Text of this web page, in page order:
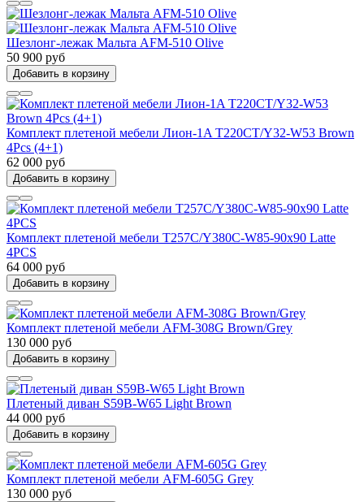
Шезлонг-лежак Мальта AFM-510 Olive
50 900 руб
Добавить в корзину
Комплект плетеной мебели Лион-1A T220CT/Y32-W53 Brown
4Pcs (4+1)
62 000 руб
Добавить в корзину
Комплект плетеной мебели T257C/Y380C-W85-90x90 Latte
4PCS
64 000 руб
Добавить в корзину
Комплект плетеной мебели AFM-308G Brown/Grey
130 000 руб
Добавить в корзину
Плетеный диван S59B-W65 Light Brown
44 000 руб
Добавить в корзину
Комплект плетеной мебели AFM-605G Grey
130 000 руб